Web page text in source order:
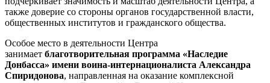
также доверие со стороны органов государственной власти,
общественных институтов и гражданского общества.
Особое место в деятельности Центра
занимает благотворительная программа «Наследие
Донбасса» имени воина-интернационалиста Александра
Спиридонова, направленная на оказание комплексной